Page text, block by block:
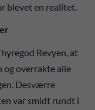
blevet en realitet.
Revyen, at
og overrakte alle
Desværre
var smidt rundt i